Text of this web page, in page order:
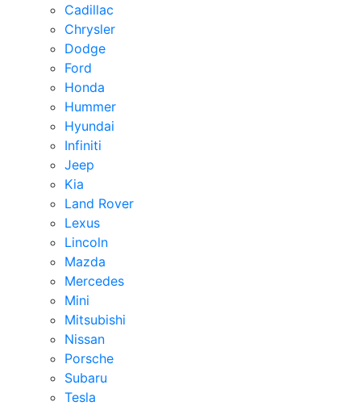
Cadillac
Chrysler
Dodge
Ford
Honda
Hummer
Hyundai
Infiniti
Jeep
Kia
Land Rover
Lexus
Lincoln
Mazda
Mercedes
Mini
Mitsubishi
Nissan
Porsche
Subaru
Tesla